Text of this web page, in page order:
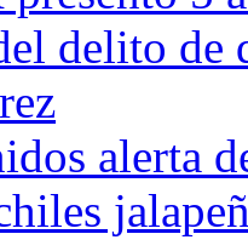
delito de
alerta